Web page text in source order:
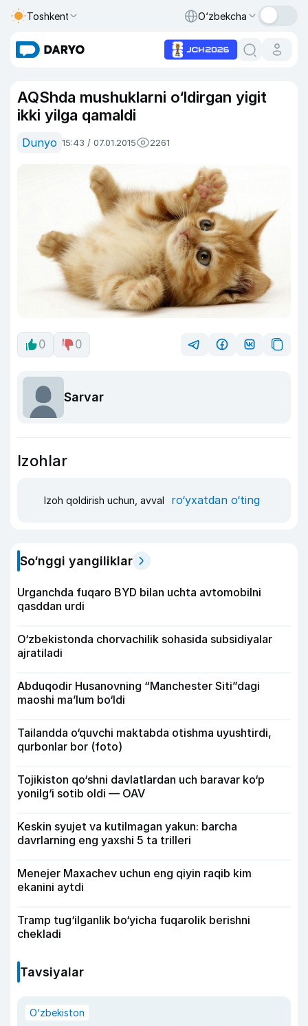
Toshkent O‘zbekcha
AQShda mushuklarni o‘ldirgan yigit
ikki yilga qamaldi
Dunyo 15:43 / 07.01.2015 2261
0 0
Sarvar
Izohlar
Izoh qoldirish uchun, avval ro‘yxatdan o‘ting
So‘nggi yangiliklar
Urganchda fuqaro BYD bilan uchta avtomobilni
qasddan urdi
O‘zbekistonda chorvachilik sohasida subsidiyalar
ajratiladi
Abduqodir Husanovning “Manchester Siti”dagi
maoshi ma’lum bo‘ldi
Tailandda o‘quvchi maktabda otishma uyushtirdi,
qurbonlar bor (foto)
Tojikiston qo‘shni davlatlardan uch baravar ko‘p
yonilg‘i sotib oldi — OAV
Keskin syujet va kutilmagan yakun: barcha
davrlarning eng yaxshi 5 ta trilleri
Menejer Maxachev uchun eng qiyin raqib kim
ekanini aytdi
Tramp tug‘ilganlik bo‘yicha fuqarolik berishni
chekladi
Tavsiyalar
O‘zbekiston